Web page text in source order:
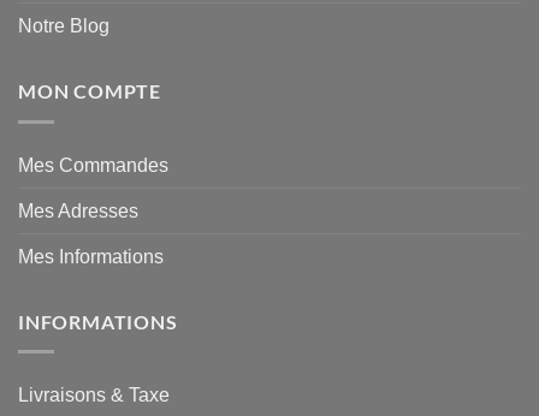
Notre Blog
MON COMPTE
Mes Commandes
Mes Adresses
Mes Informations
INFORMATIONS
Livraisons & Taxe